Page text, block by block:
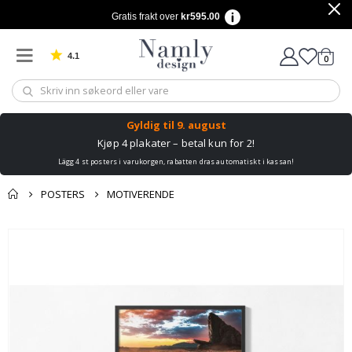
Gratis frakt over kr595.00
4.1 Basert på 1025 stemmer 0varer
Gyldig til 9. august
Kjøp 4 plakater – betal kun for 2!
Lägg 4 st posters i varukorgen, rabatten dras automatiskt i kassan!
POSTERS MOTIVERENDE